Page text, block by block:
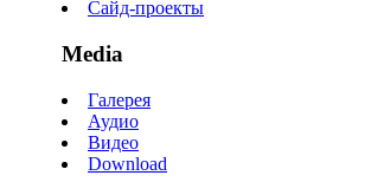
Сайд-проекты
Media
Галерея
Аудио
Видео
Download